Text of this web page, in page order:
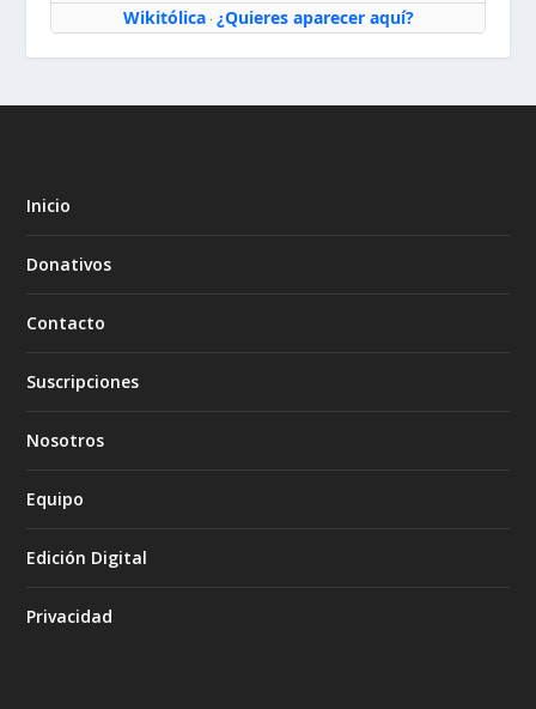
Wikitólica· ¿Quieres aparecer aquí?
Inicio
Donativos
Contacto
Suscripciones
Nosotros
Equipo
Edición Digital
Privacidad